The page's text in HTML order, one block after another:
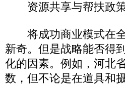
资源共享与帮扶政策
将成功商业模式在全
新奇。但是战略能否得
化的因素。例如，河北
数，但不论是在道具和